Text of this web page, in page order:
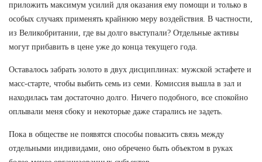
приложить максимум усилий для оказания ему помощи и только в
особых случаях применять крайнюю меру воздействия. В частности,
из Великобритании, где вы долго выступали? Отдельные активы
могут прибавить в цене уже до конца текущего года.
Оставалось забрать золото в двух дисциплинах: мужской эстафете и
масс-старте, чтобы выбить семь из семи. Комиссия вышла в зал и
находилась там достаточно долго. Ничего подобного, все спокойно
оплывали меня сбоку и некоторые даже старались не задеть.
Пока в обществе не появятся способы повысить связь между
отдельными индивидами, оно обречено быть объектом в руках